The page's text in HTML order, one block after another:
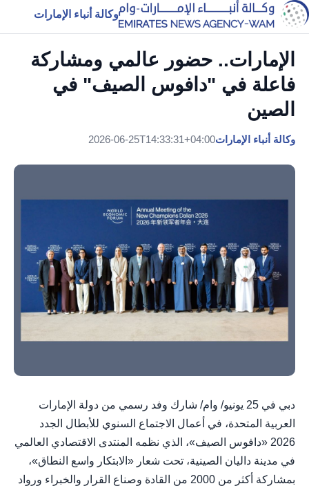
وكالة أنباء الإمارات
الإمارات.. حضور عالمي ومشاركة
فاعلة في "دافوس الصيف" في
الصين
وكالة أنباء الإمارات2026-06-25T14:33:31+04:00
دبي في 25 يونيو/ وام/ شارك وفد رسمي من دولة الإمارات
العربية المتحدة، في أعمال الاجتماع السنوي للأبطال الجدد
2026 «دافوس الصيف»، الذي نظمه المنتدى الاقتصادي العالمي
في مدينة داليان الصينية، تحت شعار «الابتكار واسع النطاق»،
بمشاركة أكثر من 2000 من القادة وصناع القرار والخبراء ورواد